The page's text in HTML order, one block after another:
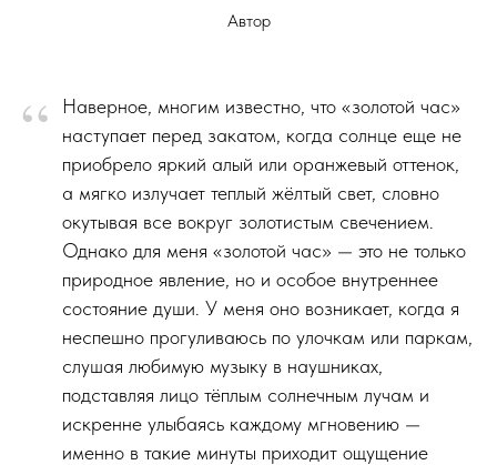
Автор
“
Наверное, многим известно, что «золотой час»
наступает перед закатом, когда солнце еще не
приобрело яркий алый или оранжевый оттенок,
а мягко излучает теплый жёлтый свет, словно
окутывая все вокруг золотистым свечением.
Однако для меня «золотой час» — это не только
природное явление, но и особое внутреннее
состояние души. У меня оно возникает, когда я
неспешно прогуливаюсь по улочкам или паркам,
слушая любимую музыку в наушниках,
подставляя лицо тёплым солнечным лучам и
искренне улыбаясь каждому мгновению —
именно в такие минуты приходит ощущение